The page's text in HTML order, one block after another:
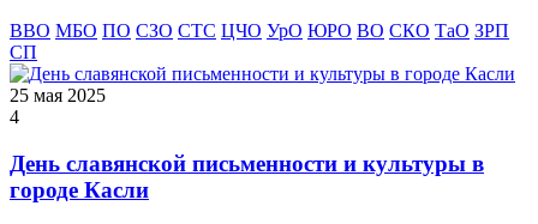
ВВО МБО ПО СЗО СТС ЦЧО УрО ЮРО ВО СКО ТаО ЗРП
СП
25 мая 2025
4
День славянской письменности и культуры в
городе Касли